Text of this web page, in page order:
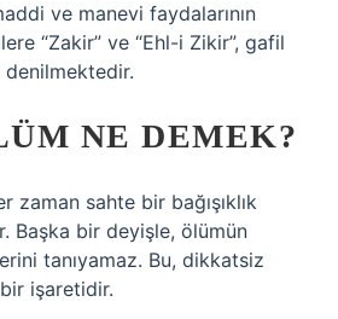
ve manevi faydalarının
“Zakir” ve “Ehl-i Zikir”, gafil
denilmektedir.
NE DEMEK?
zaman sahte bir bağışıklık
Başka bir deyişle, ölümün
tanıyamaz. Bu, dikkatsiz
işaretidir.